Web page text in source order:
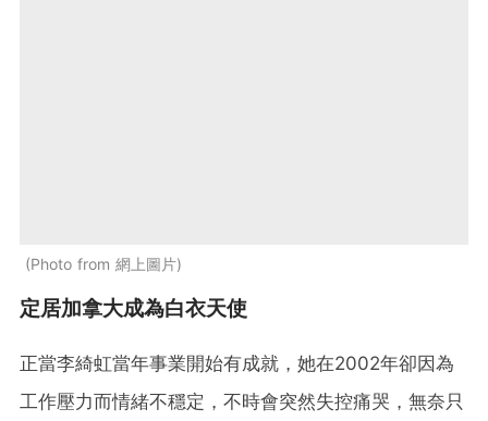
Photo from 網上圖片
定居加拿大成為白衣天使
正當李綺虹當年事業開始有成就，她在2002年卻因為
工作壓力而情緒不穩定，不時會突然失控痛哭，無奈只